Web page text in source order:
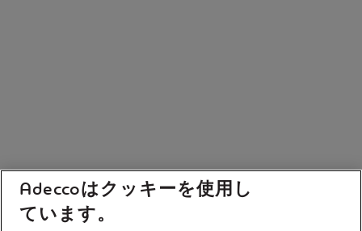
Adeccoはクッキーを使用し
ています。